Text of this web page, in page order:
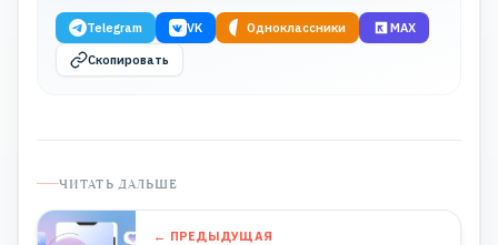
Telegram VK Одноклассники MAX
Скопировать
ЧИТАТЬ ДАЛЬШЕ
← ПРЕДЫДУЩАЯ